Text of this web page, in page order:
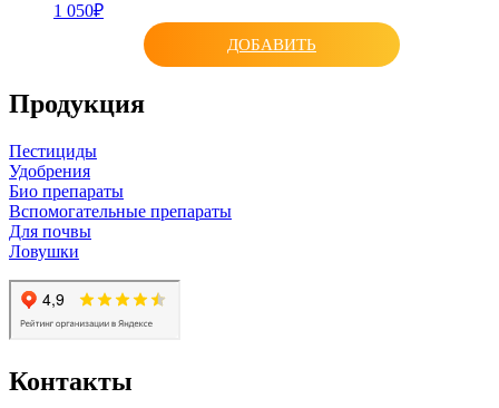
1 050₽
ДОБАВИТЬ
Продукция
Пестициды
Удобрения
Био препараты
Вспомогательные препараты
Для почвы
Ловушки
Контакты